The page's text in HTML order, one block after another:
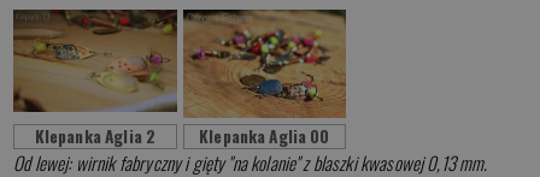
Klepanka Aglia 2 Klepanka Aglia 00
Od lewej: wirnik fabryczny i gięty "na kolanie" z blaszki kwasowej 0,13 mm.